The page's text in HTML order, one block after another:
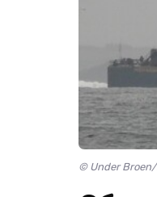
© Under